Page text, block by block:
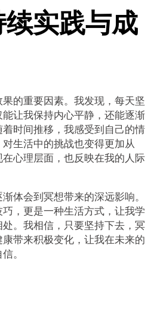
实践与成
的重要因素。我发现，每天坚
让我保持内心平静，还能逐渐
时间推移，我感受到自己的情
生活中的挑战也变得更加从
心理层面，也反映在我的人际
体会到冥想带来的深远影响。
，更是一种生活方式，让我学
。我相信，只要坚持下去，冥
带来积极变化，让我在未来的
。